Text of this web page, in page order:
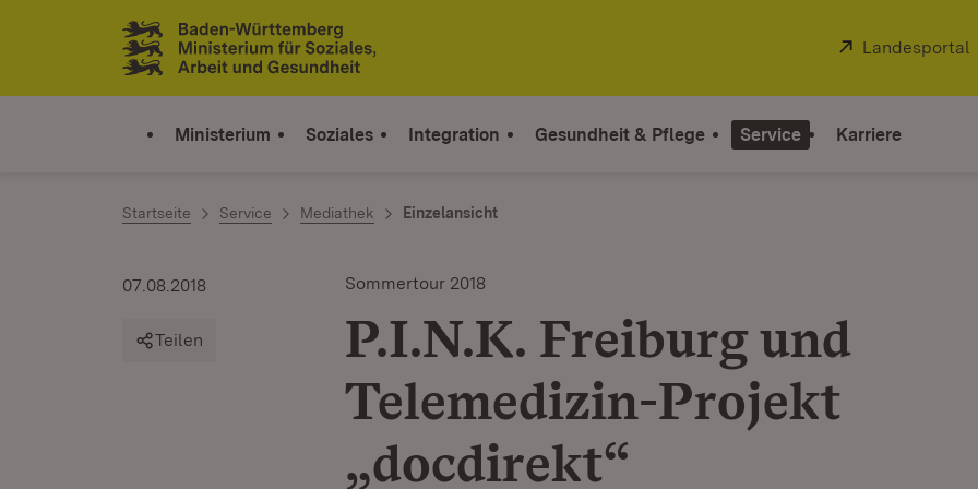
Zum Inhalt springen
Link zur Startseite
Extern:
Landesportal
Ministerium Soziales Integration Gesundheit & Pflege Service Karriere
Startseite Service Mediathek Einzelansicht
Sommertour 2018
P.I.N.K. Freiburg und
Telemedizin-Projekt
„docdirekt“
07.08.2018
Teilen